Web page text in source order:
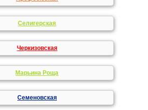
Селигерская
Черкизовская
Марьина Роща
Семеновская